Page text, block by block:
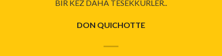
BIR KEZ DAHA TESEKKURLER..
DON QUICHOTTE